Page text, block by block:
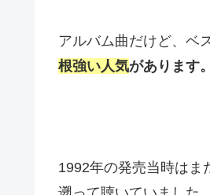
アルバム曲だけど、ベ
根強い人気があります。
1992年の発売当時はま